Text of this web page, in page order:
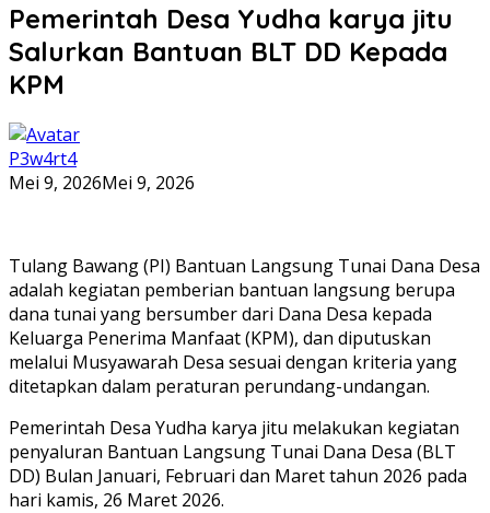
Pemerintah Desa Yudha karya jitu
Salurkan Bantuan BLT DD Kepada
KPM
P3w4rt4
Mei 9, 2026Mei 9, 2026
Tulang Bawang (PI) Bantuan Langsung Tunai Dana Desa
adalah kegiatan pemberian bantuan langsung berupa
dana tunai yang bersumber dari Dana Desa kepada
Keluarga Penerima Manfaat (KPM), dan diputuskan
melalui Musyawarah Desa sesuai dengan kriteria yang
ditetapkan dalam peraturan perundang-undangan.
Pemerintah Desa Yudha karya jitu melakukan kegiatan
penyaluran Bantuan Langsung Tunai Dana Desa (BLT
DD) Bulan Januari, Februari dan Maret tahun 2026 pada
hari kamis, 26 Maret 2026.